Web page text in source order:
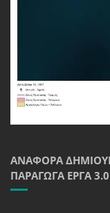
ΑΝΑΦΟΡΆ
ΠΑΡΆΓΩΓΑ ΈΡΓΑ